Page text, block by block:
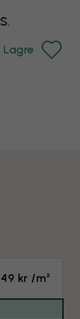
Lagre
kr /m²